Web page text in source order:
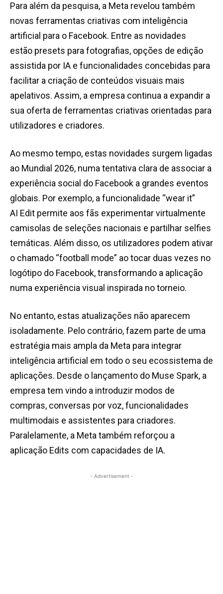
Para além da pesquisa, a Meta revelou também
novas ferramentas criativas com inteligência
artificial para o Facebook. Entre as novidades
estão presets para fotografias, opções de edição
assistida por IA e funcionalidades concebidas para
facilitar a criação de conteúdos visuais mais
apelativos. Assim, a empresa continua a expandir a
sua oferta de ferramentas criativas orientadas para
utilizadores e criadores.
Ao mesmo tempo, estas novidades surgem ligadas
ao Mundial 2026, numa tentativa clara de associar a
experiência social do Facebook a grandes eventos
globais. Por exemplo, a funcionalidade “wear it”
AI Edit permite aos fãs experimentar virtualmente
camisolas de seleções nacionais e partilhar selfies
temáticas. Além disso, os utilizadores podem ativar
o chamado “football mode” ao tocar duas vezes no
logótipo do Facebook, transformando a aplicação
numa experiência visual inspirada no torneio.
No entanto, estas atualizações não aparecem
isoladamente. Pelo contrário, fazem parte de uma
estratégia mais ampla da Meta para integrar
inteligência artificial em todo o seu ecossistema de
aplicações. Desde o lançamento do Muse Spark, a
empresa tem vindo a introduzir modos de
compras, conversas por voz, funcionalidades
multimodais e assistentes para criadores.
Paralelamente, a Meta também reforçou a
aplicação Edits com capacidades de IA.
- Advertisement -